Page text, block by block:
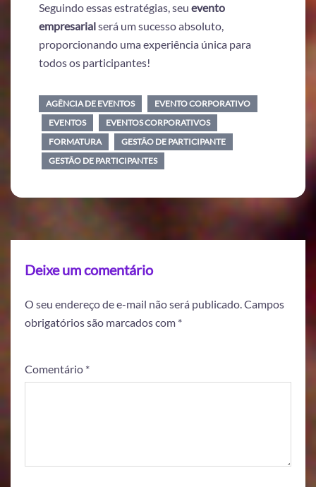
Seguindo essas estratégias, seu evento
empresarialserá um sucesso absoluto,
proporcionando uma experiência única para
todos os participantes!
AGÊNCIA DE EVENTOS
EVENTO CORPORATIVO
EVENTOS
EVENTOS CORPORATIVOS
FORMATURA
GESTÃO DE PARTICIPANTE
GESTÃO DE PARTICIPANTES
Deixe um comentário
O seu endereço de e-mail não será publicado.Campos
obrigatórios são marcados com *
Comentário *